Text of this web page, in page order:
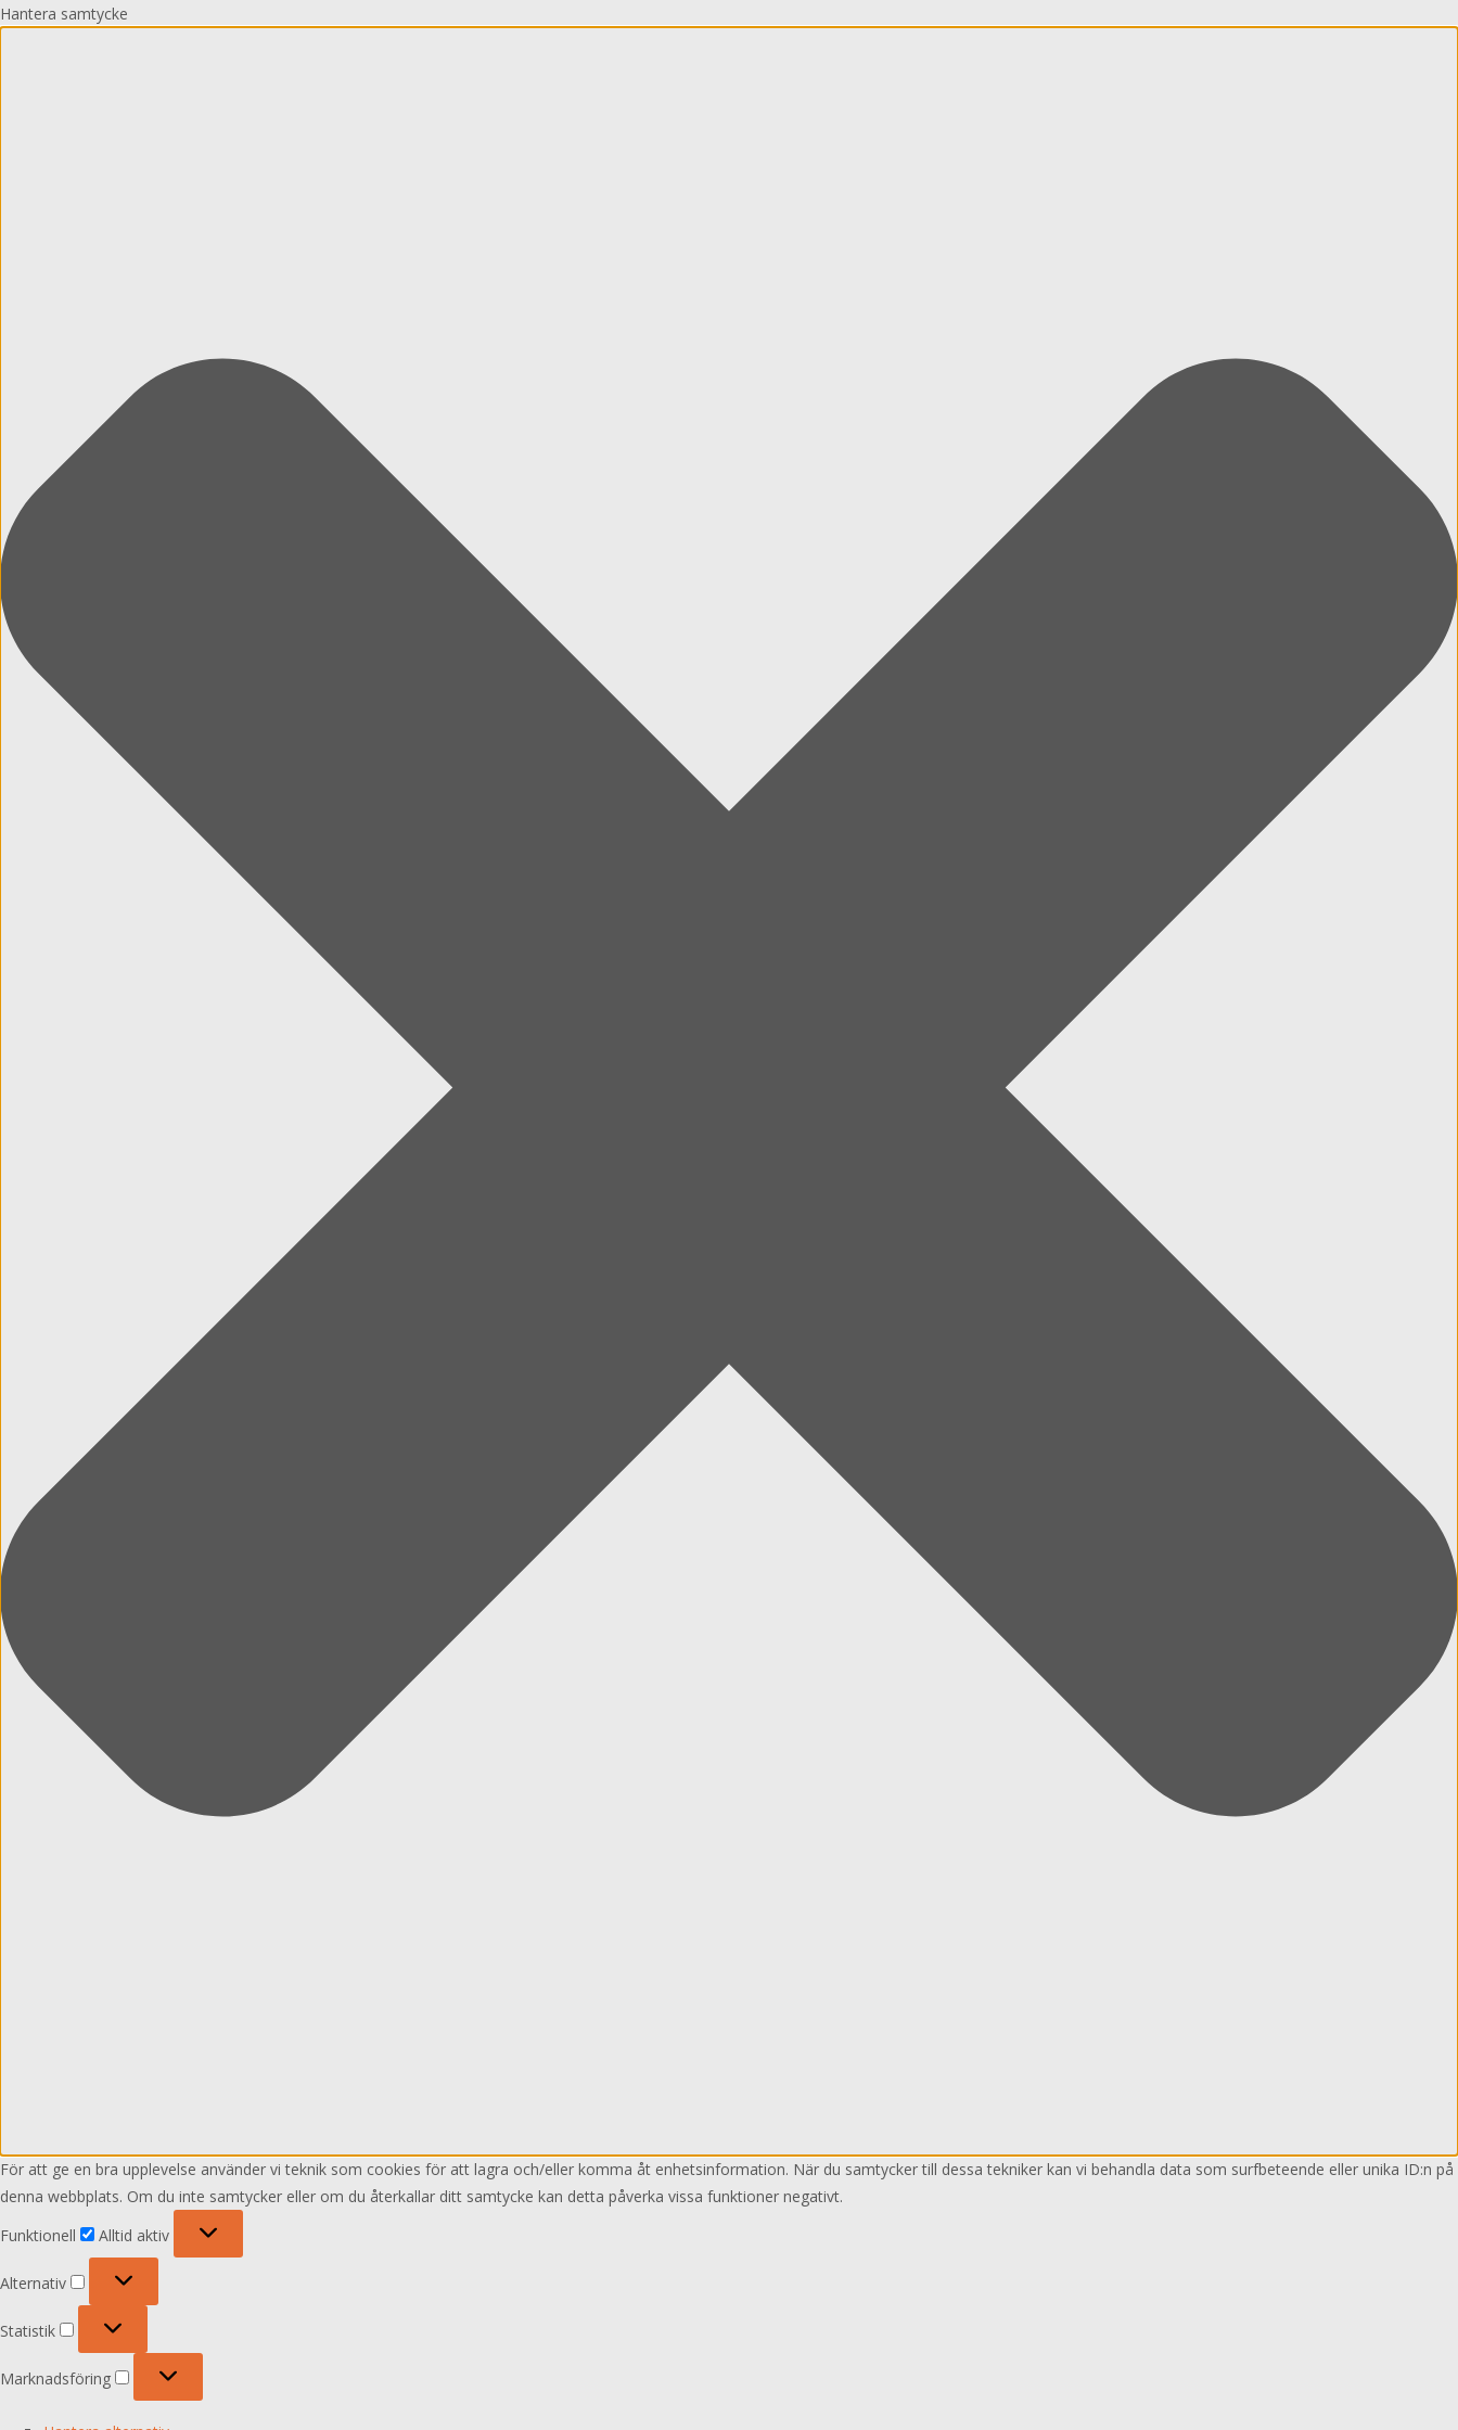
Hantera samtycke
För att ge en bra upplevelse använder vi teknik som cookies för att lagra och/eller komma åt enhetsinformation. När du samtycker till dessa tekniker kan vi behandla data som surfbeteende eller unika ID:n på
denna webbplats. Om du inte samtycker eller om du återkallar ditt samtycke kan detta påverka vissa funktioner negativt.
Funktionell
Alltid aktiv
Alternativ
Alternativ
Statistik
Statistik
Marknadsföring
Marknadsföring